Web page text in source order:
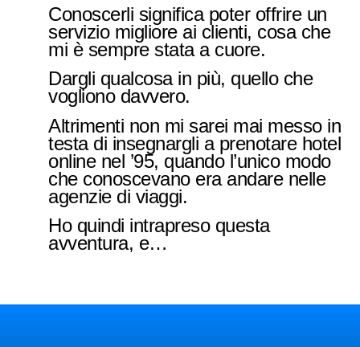
Conoscerli significa poter offrire un
servizio migliore ai clienti, cosa che
mi è sempre stata a cuore.
Dargli qualcosa in più, quello che
vogliono davvero.
Altrimenti non mi sarei mai messo in
testa di insegnargli a prenotare hotel
online nel ’95, quando l’unico modo
che conoscevano era andare nelle
agenzie di viaggi.
Ho quindi intrapreso questa
avventura, e…